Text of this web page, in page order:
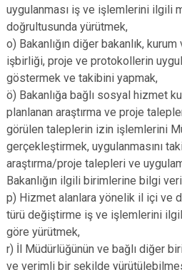
uygulanması iş ve işlemlerini ilgili
doğrultusunda yürütmek,
o) Bakanlığın diğer bakanlık,
işbirliği, proje ve protokollerin
göstermek ve takibini yapmak,
ö) Bakanlığa bağlı sosyal hizmet
planlanan araştırma ve proje
görülen taleplerin izin işlemlerini
gerçekleştirmek, uygulanmasını
araştırma/proje talepleri ve
Bakanlığın ilgili birimlerine bilgi
p) Hizmet alanlara yönelik il içi ve
türü değiştirme iş ve işlemlerini
göre yürütmek,
r) İl Müdürlüğünün ve bağlı diğer
ve verimli bir şekilde